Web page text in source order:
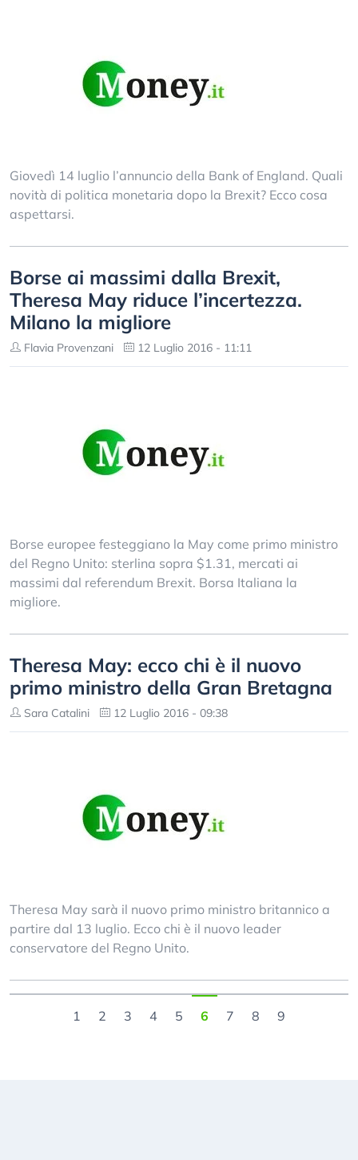
Giovedì 14 luglio l’annuncio della Bank of England. Quali
novità di politica monetaria dopo la Brexit? Ecco cosa
aspettarsi.
Borse ai massimi dalla Brexit,
Theresa May riduce l’incertezza.
Milano la migliore
Flavia Provenzani 12 Luglio 2016 - 11:11
Borse europee festeggiano la May come primo ministro
del Regno Unito: sterlina sopra $1.31, mercati ai
massimi dal referendum Brexit. Borsa Italiana la
migliore.
Theresa May: ecco chi è il nuovo
primo ministro della Gran Bretagna
Sara Catalini 12 Luglio 2016 - 09:38
Theresa May sarà il nuovo primo ministro britannico a
partire dal 13 luglio. Ecco chi è il nuovo leader
conservatore del Regno Unito.
1 2 3 4 5 6 7 8 9